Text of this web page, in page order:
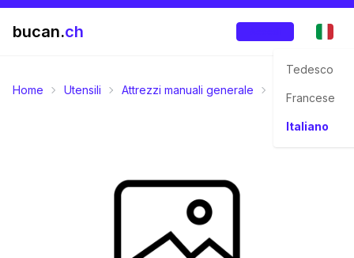
bucan.ch
Tedesco
Francese
Italiano
Home Utensili Attrezzi manuali generale